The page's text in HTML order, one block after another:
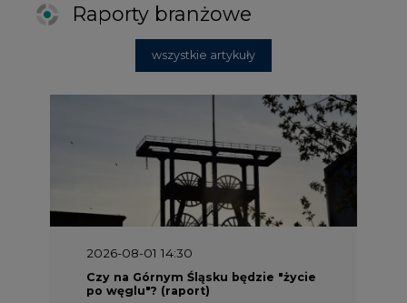
Raporty branżowe
wszystkie artykuły
2026-08-01 14:30
Czy na Górnym Śląsku będzie "życie
po węglu"? (raport)